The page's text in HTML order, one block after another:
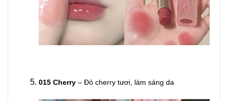
015 Cherry – Đỏ cherry tươi, làm sáng da